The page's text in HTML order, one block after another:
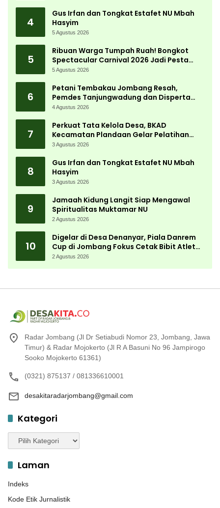
4
Gus Irfan dan Tongkat Estafet NU Mbah
Hasyim
5 Agustus 2026
5
Ribuan Warga Tumpah Ruah! Bongkot
Spectacular Carnival 2026 Jadi Pesta
Kemerdekaan Terbesar di Peterongan
5 Agustus 2026
6
Petani Tembakau Jombang Resah,
Pemdes Tanjungwadung dan Disperta
Bergerak Cepat
4 Agustus 2026
7
Perkuat Tata Kelola Desa, BKAD
Kecamatan Plandaan Gelar Pelatihan
Aparatur Pemdes
3 Agustus 2026
8
Gus Irfan dan Tongkat Estafet NU Mbah
Hasyim
3 Agustus 2026
9
Jamaah Kidung Langit Siap Mengawal
Spiritualitas Muktamar NU
2 Agustus 2026
10
Digelar di Desa Denanyar, Piala Danrem
Cup di Jombang Fokus Cetak Bibit Atlet
Menembak Berprestasi
2 Agustus 2026
Radar Jombang (Jl Dr Setiabudi Nomor 23, Jombang, Jawa
Timur) & Radar Mojokerto (Jl R A Basuni No 96 Jampirogo
Sooko Mojokerto 61361)
(0321) 875137 / 081336610001
desakitaradarjombang@gmail.com
Kategori
Kategori
Laman
Indeks
Kode Etik Jurnalistik